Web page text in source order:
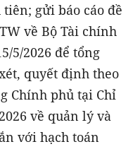
gửi báo cáo đề
về Bộ Tài chính
5/2026 để tổng
quyết định theo
Chính phủ tại Chỉ
về quản lý và
với hạch toán